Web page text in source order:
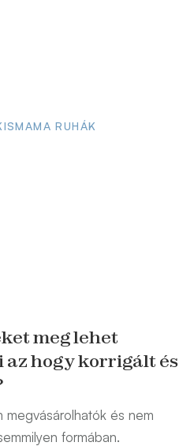
RUHÁK
meg lehet
az hogy korrigált és
megvásárolhatók és nem
formában.